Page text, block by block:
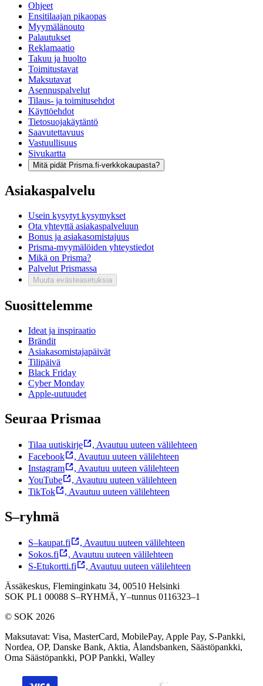
Ohjeet
Ensitilaajan pikaopas
Myymälänouto
Palautukset
Reklamaatio
Takuu ja huolto
Toimitustavat
Maksutavat
Asennuspalvelut
Tilaus- ja toimitusehdot
Käyttöehdot
Tietosuojakäytäntö
Saavutettavuus
Vastuullisuus
Sivukartta
Mitä pidät Prisma.fi-verkkokaupasta?
Asiakaspalvelu
Usein kysytyt kysymykset
Ota yhteyttä asiakaspalveluun
Bonus ja asiakasomistajuus
Prisma-myymälöiden yhteystiedot
Mikä on Prisma?
Palvelut Prismassa
Muuta evästeasetuksia
Suosittelemme
Ideat ja inspiraatio
Brändit
Asiakasomistajapäivät
Tilipäivä
Black Friday
Cyber Monday
Apple-uutuudet
Seuraa Prismaa
Tilaa uutiskirje , Avautuu uuteen välilehteen
Facebook
, Avautuu uuteen välilehteen
Instagram
, Avautuu uuteen välilehteen
YouTube
, Avautuu uuteen välilehteen
TikTok
, Avautuu uuteen välilehteen
S–ryhmä
S–kaupat.fi , Avautuu uuteen välilehteen
Sokos.fi
, Avautuu uuteen välilehteen
S-Etukortti.fi
, Avautuu uuteen välilehteen
Ässäkeskus, Fleminginkatu 34, 00510 Helsinki
SOK PL1 00088 S–RYHMÄ, Y–tunnus 0116323–1
© SOK 2026
Maksutavat: Visa, MasterCard, MobilePay, Apple Pay, S-Pankki,
Nordea, OP, Danske Bank, Aktia, Ålandsbanken, Säästöpankki,
Oma Säästöpankki, POP Pankki, Walley